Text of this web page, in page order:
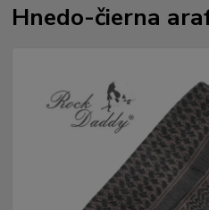
Hnedo-čierna